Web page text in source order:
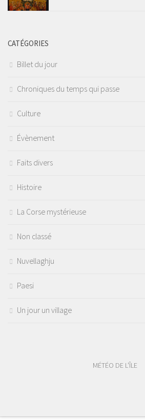
CATÉGORIES
Billet du jour
Chroniques du temps qui passe
Culture
Évènement
Faits divers
Histoire
La Corse mystérieuse
Non classé
Nuvellaghju
Paesi
Un jour un village
MÉTÉO DE L'ÎLE